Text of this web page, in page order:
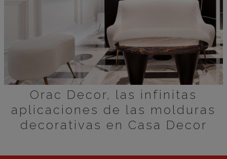
Orac Decor, las infinitas
aplicaciones de las molduras
decorativas en Casa Decor